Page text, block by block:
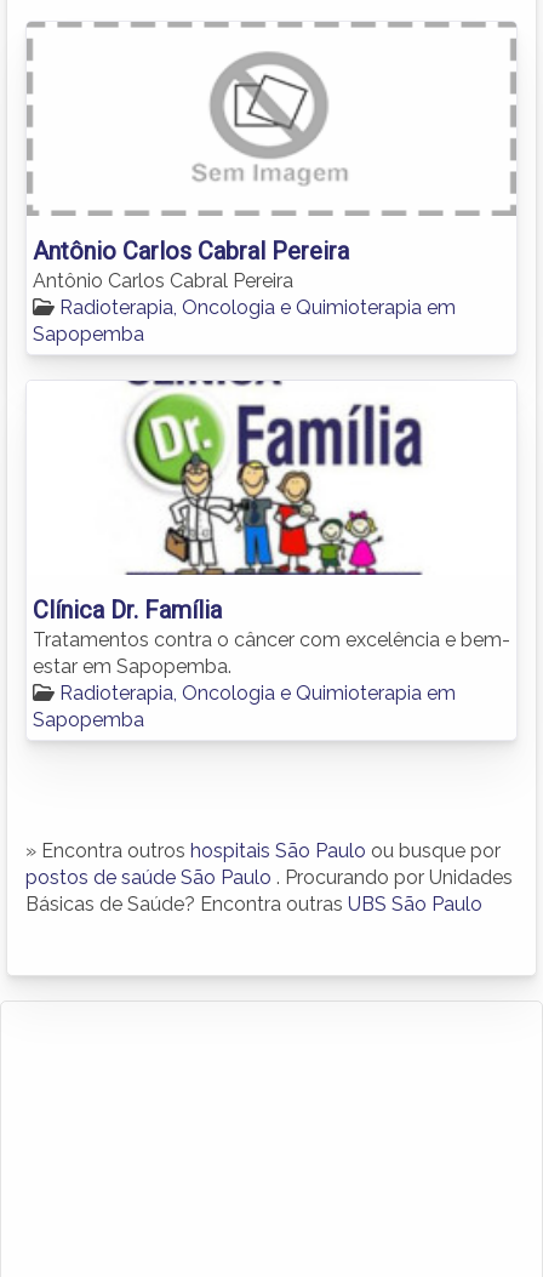
Antônio Carlos Cabral Pereira
Antônio Carlos Cabral Pereira
Radioterapia, Oncologia e Quimioterapia em
Sapopemba
Clínica Dr. Família
Tratamentos contra o câncer com excelência e bem-
estar em Sapopemba.
Radioterapia, Oncologia e Quimioterapia em
Sapopemba
» Encontra outros hospitais São Paulo ou busque por
postos de saúde São Paulo . Procurando por Unidades
Básicas de Saúde? Encontra outras UBS São Paulo